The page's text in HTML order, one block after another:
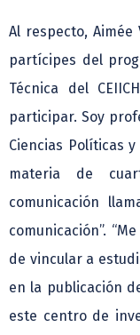
Al respecto, Aimée
partícipes del
Técnica del
participar. Soy
Ciencias Políticas
materia de
comunicación
comunicación”.
de vincular a
en la publicación
este centro de